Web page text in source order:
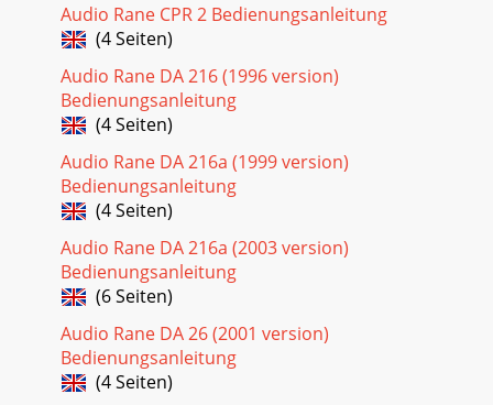
Audio Rane CPR 2 Bedienungsanleitung
(4 Seiten)
Audio Rane DA 216 (1996 version)
Bedienungsanleitung
(4 Seiten)
Audio Rane DA 216a (1999 version)
Bedienungsanleitung
(4 Seiten)
Audio Rane DA 216a (2003 version)
Bedienungsanleitung
(6 Seiten)
Audio Rane DA 26 (2001 version)
Bedienungsanleitung
(4 Seiten)